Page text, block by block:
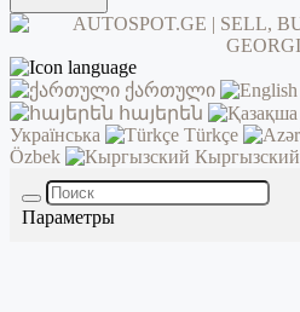
ქართული
հայերեն
Українська
Türkçe
Özbek
Кыргызский
Параметры